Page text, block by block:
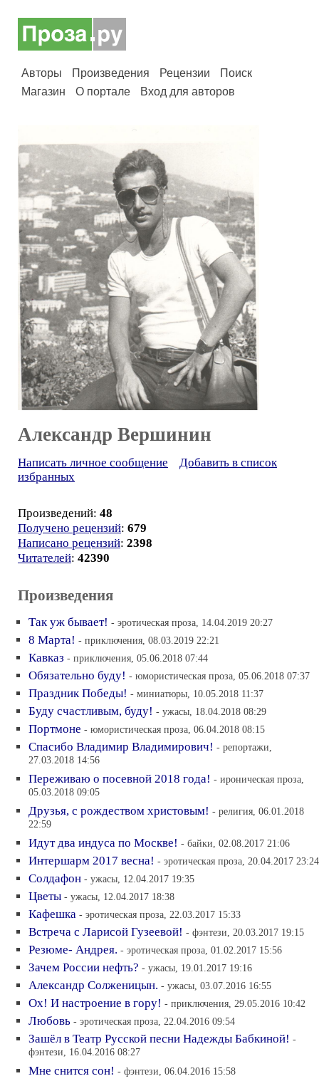
Авторы Произведения Рецензии
Поиск
Магазин
О портале Вход для авторов
Александр Вершинин
Написать личное сообщение
Добавить в список
избранных
Произведений: 48
Получено рецензий: 679
Написано рецензий: 2398
Читателей: 42390
Произведения
Так уж бывает! - эротическая проза, 14.04.2019 20:27
8 Марта! - приключения, 08.03.2019 22:21
Кавказ - приключения, 05.06.2018 07:44
Обязательно буду! - юмористическая проза, 05.06.2018 07:37
Праздник Победы! - миниатюры, 10.05.2018 11:37
Буду счастливым, буду! - ужасы, 18.04.2018 08:29
Портмоне - юмористическая проза, 06.04.2018 08:15
Спасибо Владимир Владимирович! - репортажи,
27.03.2018 14:56
Переживаю о посевной 2018 года! - ироническая проза,
05.03.2018 09:05
Друзья, с рождеством христовым! - религия, 06.01.2018
22:59
Идут два индуса по Москве! - байки, 02.08.2017 21:06
Интершарм 2017 весна! - эротическая проза, 20.04.2017 23:24
Солдафон - ужасы, 12.04.2017 19:35
Цветы - ужасы, 12.04.2017 18:38
Кафешка - эротическая проза, 22.03.2017 15:33
Встреча с Ларисой Гузеевой! - фэнтези, 20.03.2017 19:15
Резюме- Андрея. - эротическая проза, 01.02.2017 15:56
Зачем России нефть? - ужасы, 19.01.2017 19:16
Александр Солженицын. - ужасы, 03.07.2016 16:55
Ох! И настроение в гору! - приключения, 29.05.2016 10:42
Любовь - эротическая проза, 22.04.2016 09:54
Зашёл в Театр Русской песни Надежды Бабкиной! -
фэнтези, 16.04.2016 08:27
Мне снится сон! - фэнтези, 06.04.2016 15:58